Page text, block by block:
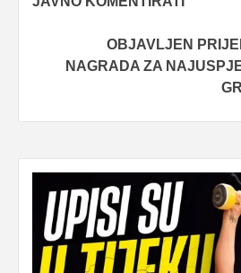
OBJAVLJEN
NAGRADA ZA